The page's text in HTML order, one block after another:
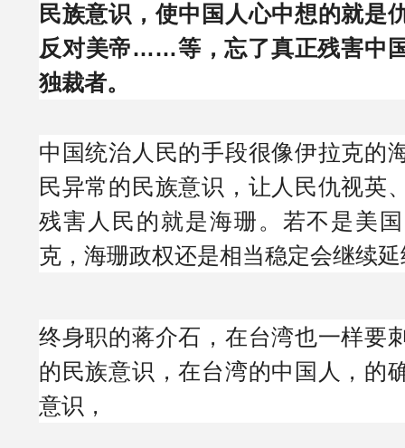
民族意识，使中国人心中想的就是
反对美帝……等，忘了真正残害中
独裁者。
中国统治人民的手段很像伊拉克的
民异常的民族意识，让人民仇视英
残害人民的就是海珊。若不是美
克，海珊政权还是相当稳定会继续
终身职的蒋介石，在台湾也一样要
的民族意识，在台湾的中国人，的
意识，